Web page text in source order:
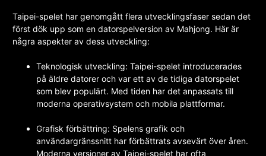
Taipei-spelet har genomgått flera utvecklingsfaser sedan det
först dök upp som en datorspelversion av Mahjong. Här är
några aspekter av dess utveckling:
Teknologisk utveckling: Taipei-spelet introducerades
på äldre datorer och var ett av de tidiga datorspelet
som blev populärt. Med tiden har det anpassats till
moderna operativsystem och mobila plattformar.
Grafisk förbättring: Spelens grafik och
användargränssnitt har förbättrats avsevärt över åren.
Moderna versioner av Taipei-spelet har ofta